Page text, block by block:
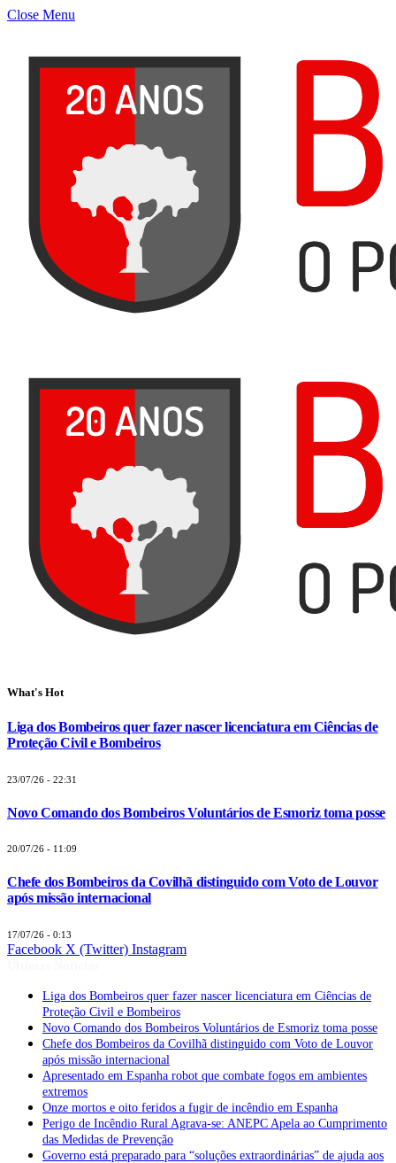
Close Menu
What's Hot
Liga dos Bombeiros quer fazer nascer licenciatura em Ciências de
Proteção Civil e Bombeiros
23/07/26 - 22:31
Novo Comando dos Bombeiros Voluntários de Esmoriz toma posse
20/07/26 - 11:09
Chefe dos Bombeiros da Covilhã distinguido com Voto de Louvor
após missão internacional
17/07/26 - 0:13
Facebook X (Twitter) Instagram
Liga dos Bombeiros quer fazer nascer licenciatura em Ciências de
Proteção Civil e Bombeiros
Novo Comando dos Bombeiros Voluntários de Esmoriz toma posse
Chefe dos Bombeiros da Covilhã distinguido com Voto de Louvor
após missão internacional
Apresentado em Espanha robot que combate fogos em ambientes
extremos
Onze mortos e oito feridos a fugir de incêndio em Espanha
Perigo de Incêndio Rural Agrava-se: ANEPC Apela ao Cumprimento
das Medidas de Prevenção
Governo está preparado para “soluções extraordinárias” de ajuda aos